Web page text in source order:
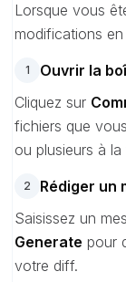
Lorsque vous
modifications
1
Ouvrir la
Cliquez sur
fichiers que
ou plusieurs à
2
Rédiger un
Saisissez un
Generate pour
votre diff.